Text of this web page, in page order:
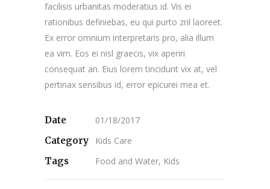
facilisis urbanitas moderatius id. Vis ei
rationibus definiebas, eu qui purto zril laoreet.
Ex error omnium interpretaris pro, alia illum
ea vim. Eos ei nisl graecis, vix aperiri
consequat an. Eius lorem tincidunt vix at, vel
pertinax sensibus id, error epicurei mea et.
Date
01/18/2017
Category
Kids Care
Tags
Food and Water, Kids